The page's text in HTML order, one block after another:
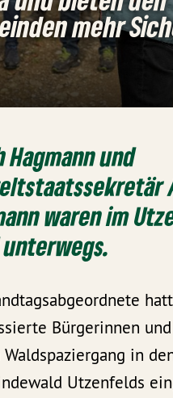
mehr
Hagmann und
waren im
unterwegs.
Bürgerinnen
in
Utzenfelds